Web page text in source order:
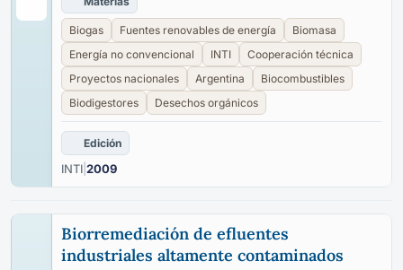
Biogas Fuentes renovables de energía
Biomasa
Energía no convencional
INTI
Cooperación técnica
Proyectos nacionales
Argentina
Biocombustibles
Biodigestores
Desechos orgánicos
Edición
INTI 2009
Biorremediación de efluentes
industriales altamente contaminados